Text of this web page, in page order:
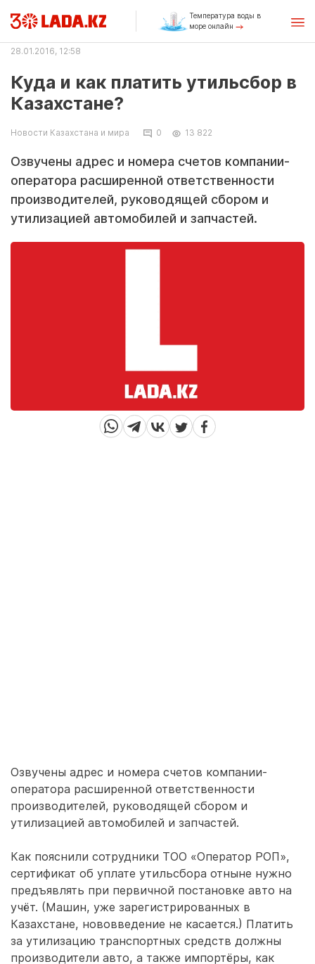
Температура воды в
море онлайн
28.01.2016, 12:58
Куда и как платить утильсбор в
Казахстане?
Новости Казахстана и мира 0 13 822
Озвучены адрес и номера счетов компании-
оператора расширенной ответственности
производителей, руководящей сбором и
утилизацией автомобилей и запчастей.
Озвучены адрес и номера счетов компании-
оператора расширенной ответственности
производителей, руководящей сбором и
утилизацией автомобилей и запчастей.
Как пояснили сотрудники ТОО «Оператор РОП»,
сертификат об уплате утильсбора отныне нужно
предъявлять при первичной постановке авто на
учёт. (Машин, уже зарегистрированных в
Казахстане, нововведение не касается.) Платить
за утилизацию транспортных средств должны
производители авто, а также импортёры, как